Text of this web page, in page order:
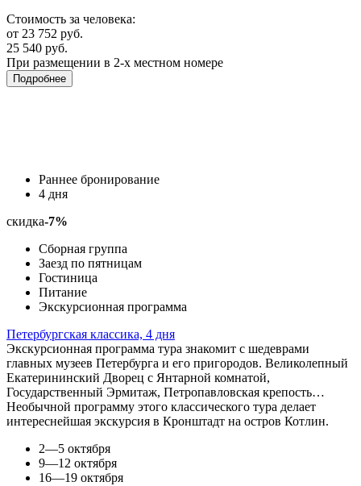
Стоимость за человека:
от 23 752 руб.
25 540 руб.
При размещении в 2-х местном номере
Подробнее
Раннее бронирование
4 дня
скидка-7%
Сборная группа
Заезд по пятницам
Гостиница
Питание
Экскурсионная программа
Петербургская классика, 4 дня
Экскурсионная программа тура знакомит с шедеврами
главных музеев Петербурга и его пригородов. Великолепный
Екатерининский Дворец с Янтарной комнатой,
Государственный Эрмитаж, Петропавловская крепость…
Необычной программу этого классического тура делает
интереснейшая экскурсия в Кронштадт на остров Котлин.
2—5 октября
9—12 октября
16—19 октября